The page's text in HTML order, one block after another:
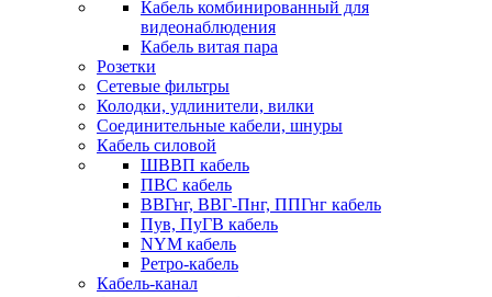
Кабель комбинированный для
видеонаблюдения
Кабель витая пара
Розетки
Сетевые фильтры
Колодки, удлинители, вилки
Соединительные кабели, шнуры
Кабель силовой
ШВВП кабель
ПВС кабель
ВВГнг, ВВГ-Пнг, ППГнг кабель
Пув, ПуГВ кабель
NYM кабель
Ретро-кабель
Кабель-канал